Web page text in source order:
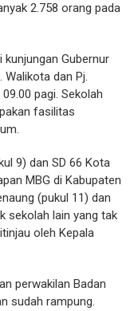
2.758 orang pada
Gubernur
Walikota dan Pj.
pagi. Sekolah
fasilitas
9) dan SD 66 Kota
MBG di Kabupaten
(pukul 11) dan
sekolah lain yang tak
oleh Kepala
perwakilan Badan
sudah rampung.